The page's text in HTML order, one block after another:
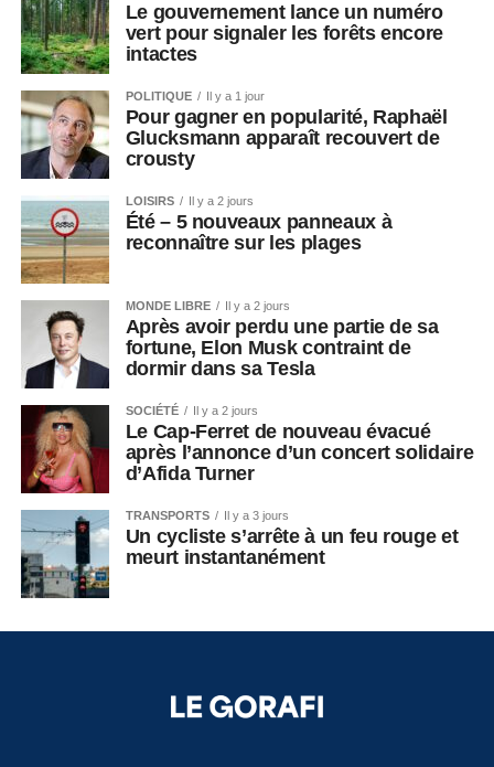
Le gouvernement lance un numéro
vert pour signaler les forêts encore
intactes
POLITIQUE Il y a 1 jour
Pour gagner en popularité, Raphaël
Glucksmann apparaît recouvert de
crousty
LOISIRS Il y a 2 jours
Été – 5 nouveaux panneaux à
reconnaître sur les plages
MONDE LIBRE Il y a 2 jours
Après avoir perdu une partie de sa
fortune, Elon Musk contraint de
dormir dans sa Tesla
SOCIÉTÉ Il y a 2 jours
Le Cap-Ferret de nouveau évacué
après l’annonce d’un concert solidaire
d’Afida Turner
TRANSPORTS Il y a 3 jours
Un cycliste s’arrête à un feu rouge et
meurt instantanément